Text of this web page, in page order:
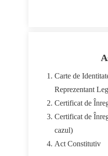
Carte de
Reprezentant
Certificat de
Certificat de
cazul)
Act Constitutiv